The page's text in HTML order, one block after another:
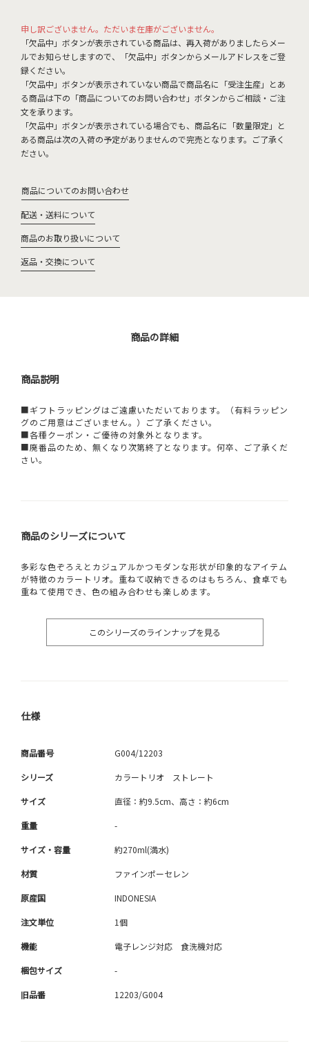
申し訳ございません。ただいま在庫がございません。
「欠品中」ボタンが表示されている商品は、再入荷がありましたらメー
ルでお知らせしますので、「欠品中」ボタンからメールアドレスをご登
録ください。
「欠品中」ボタンが表示されていない商品で商品名に「受注生産」とあ
る商品は下の「商品についてのお問い合わせ」ボタンからご相談・ご注
文を承ります。
「欠品中」ボタンが表示されている場合でも、商品名に「数量限定」と
ある商品は次の入荷の予定がありませんので完売となります。ご了承く
ださい。
商品についてのお問い合わせ
配送・送料について
商品のお取り扱いについて
返品・交換について
商品の詳細
商品説明
■ギフトラッピングはご遠慮いただいております。（有料ラッピン
グのご用意はございません。）ご了承ください。
■各種クーポン・ご優待の対象外となります。
■廃番品のため、無くなり次第終了となります。何卒、ご了承くだ
さい。
商品のシリーズについて
多彩な色ぞろえとカジュアルかつモダンな形状が印象的なアイテム
が特徴のカラートリオ。重ねて収納できるのはもちろん、食卓でも
重ねて使用でき、色の組み合わせも楽しめます。
このシリーズのラインナップを見る
仕様
商品番号 G004/12203
シリーズ カラートリオ ストレート
サイズ 直径：約9.5cm、高さ：約6cm
重量 -
サイズ・容量 約270ml(満水)
材質 ファインポーセレン
原産国 INDONESIA
注文単位 1個
機能 電子レンジ対応 食洗機対応
梱包サイズ -
旧品番 12203/G004